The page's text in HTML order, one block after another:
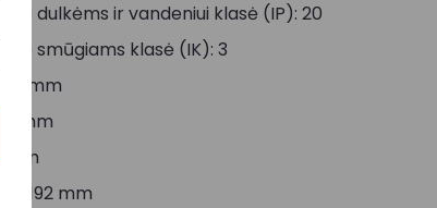
dulkėms ir vandeniui klasė (IP): 20
smūgiams klasė (IK): 3
mm
mm
mm
192 mm